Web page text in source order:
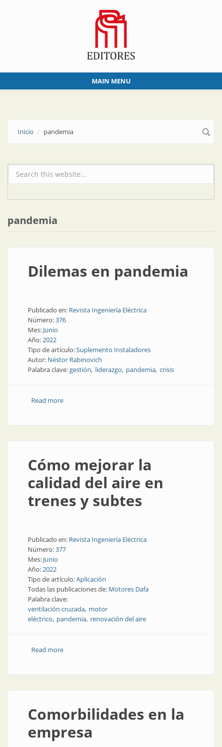
MAIN MENU
Inicio pandemia
Formulario de búsqueda
pandemia
Dilemas en pandemia
Publicado en: Revista Ingeniería Eléctrica
Número:376
Mes: Junio
Año:2022
Tipo de artículo:Suplemento Instaladores
Autor: Néstor Rabinovich
Palabra clave:gestión liderazgo pandemia crisis
Read moreabout Dilemas en pandemia
Cómo mejorar la
calidad del aire en
trenes y subtes
Publicado en: Revista Ingeniería Eléctrica
Número:377
Mes: Junio
Año:2022
Tipo de artículo:Aplicación
Todas las publicaciones de: Motores Dafa
Palabra clave:
ventilación cruzada motor
eléctrico pandemia renovación del aire
Read moreabout Cómo mejorar la calidad del aire en trenes y
Comorbilidades en la
empresa